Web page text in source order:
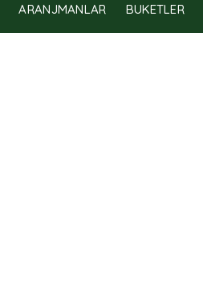
ARANJMANLAR BUKETLER